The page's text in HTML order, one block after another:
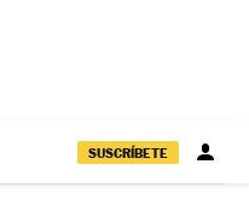
SUSCRÍBETE